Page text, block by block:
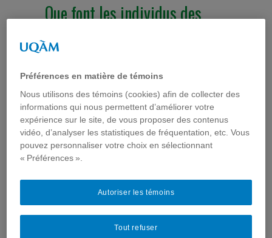
Que font les individus des
moyens de prévention du VIH
sur le VIH/sida sur le web
participatif
2014-2015 Analyses de l'internet santé,Événements,
Médias & réseaux sociaux,Santé sexuelle,Séminaires,
Usages de l'Internet santé
les résultats d’une recherche exploratoire portant
sur la perception de la consigne de prévention du
sur l’observation des échanges sur le VIH/sida sur
différents forums de discussion en ligne. Dans un
Préférences en matière de témoins
Nous utilisons des témoins (cookies) afin de collecter des
informations qui nous permettent d’améliorer votre
expérience sur le site, de vous proposer des contenus
vidéo, d’analyser les statistiques de fréquentation, etc. Vous
pouvez personnaliser votre choix en sélectionnant
« Préférences ».
Tout refuser
Autoriser les témoins